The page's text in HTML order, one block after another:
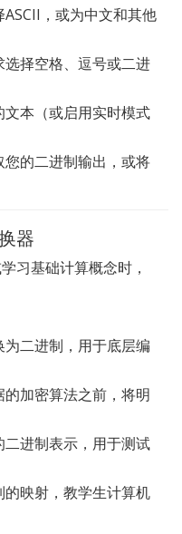
，或为中文和其他
择空格、逗号或二进
本（或启用实时模式
的二进制输出，或将
器
习基础计算概念时，
二进制，用于底层编
加密算法之前，将明
进制表示，用于测试
映射，教学生计算机